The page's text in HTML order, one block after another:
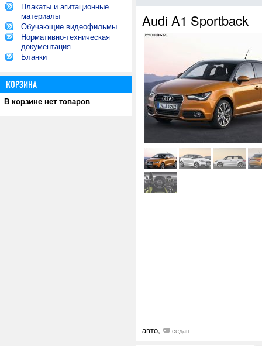
Audi A1 Sportback
авто, седан
Плакаты и агитационные
материалы
Обучающие видеофильмы
Нормативно-техническая
документация
Бланки
КОРЗИНА
В корзине нет товаров